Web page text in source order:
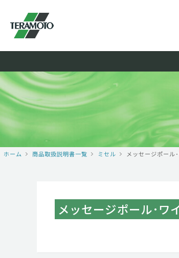
ホーム 商品取扱説明書一覧 ミセル メッセージポール
メッセージポール･ワ